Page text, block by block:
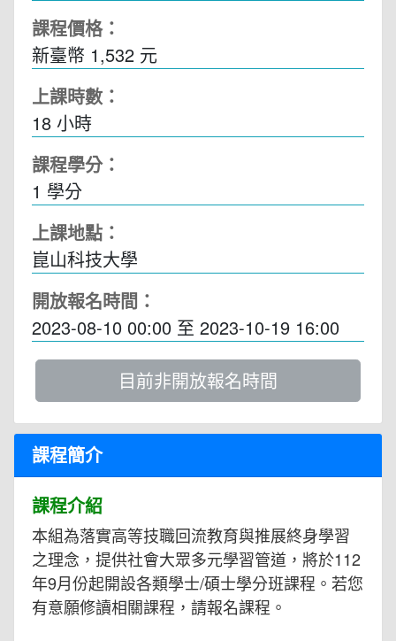
課程價格：
新臺幣 1,532 元
上課時數：
18 小時
課程學分：
1 學分
上課地點：
崑山科技大學
開放報名時間：
2023-08-10 00:00 至 2023-10-19 16:00
目前非開放報名時間
課程簡介
課程介紹
本組為落實高等技職回流教育與推展終身學習
之理念，提供社會大眾多元學習管道，將於112
年9月份起開設各類學士/碩士學分班課程。若您
有意願修讀相關課程，請報名課程。